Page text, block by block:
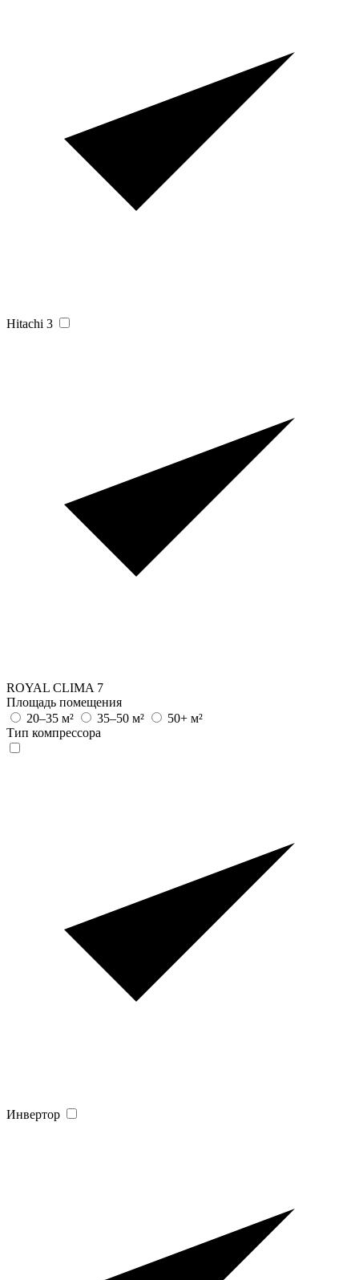
Hitachi 3
ROYAL CLIMA 7
Площадь помещения
20–35 м²
35–50 м²
50+ м²
Тип компрессора
Инвертор